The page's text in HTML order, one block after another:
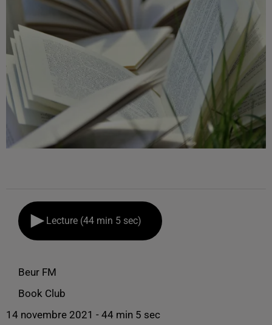
Lecture (44 min 5 sec)
Beur FM
Book Club
14 novembre 2021 - 44 min 5 sec